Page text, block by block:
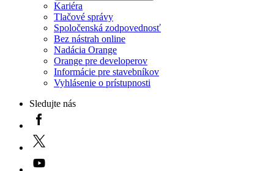
Kariéra
Tlačové správy
Spoločenská zodpovednosť
Bez nástrah online
Nadácia Orange
Orange pre developerov
Informácie pre stavebníkov
Vyhlásenie o prístupnosti
Sledujte nás